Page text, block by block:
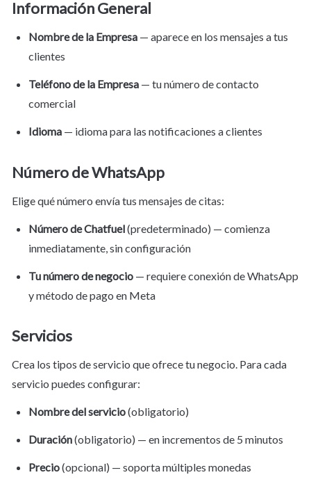
Información General
Nombre de la Empresa — aparece en los mensajes a tus
clientes
Teléfono de la Empresa — tu número de contacto
comercial
Idioma — idioma para las notificaciones a clientes
Número de WhatsApp
Elige qué número envía tus mensajes de citas:
Número de Chatfuel (predeterminado) — comienza
inmediatamente, sin configuración
Tu número de negocio — requiere conexión de WhatsApp
y método de pago en Meta
Servicios
Crea los tipos de servicio que ofrece tu negocio. Para cada
servicio puedes configurar:
Nombre del servicio (obligatorio)
Duración (obligatorio) — en incrementos de 5 minutos
Precio (opcional) — soporta múltiples monedas